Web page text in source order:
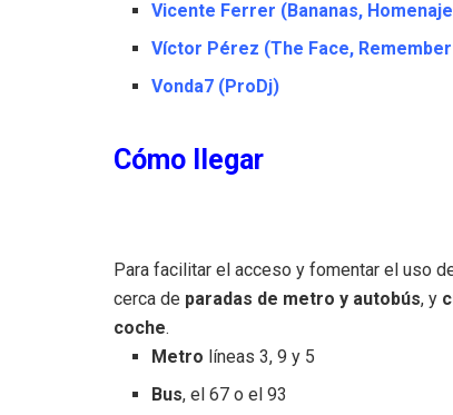
Vicente Ferrer (Bananas,
Víctor Pérez (The Face,
Vonda7 (ProDj)
Cómo llegar
Para facilitar el acceso y fomentar el uso
cerca de paradas de metro y autobús, y
coche.
Metro líneas 3, 9 y 5
Bus, el 67 o el 93